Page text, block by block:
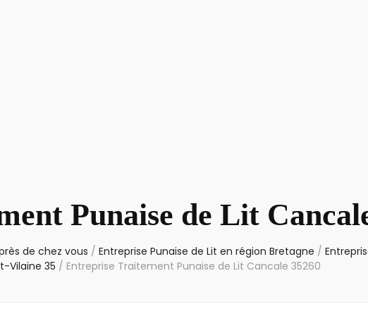
Punaise de Lit
de chez vous / Entreprise Punaise de Lit en région Bretagne /
Vilaine 35 / Entreprise Traitement Punaise de Lit Cancale 35260